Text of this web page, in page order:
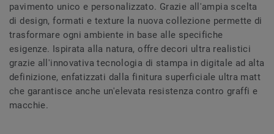
pavimento unico e personalizzato. Grazie all'ampia scelta
di design, formati e texture la nuova collezione permette di
trasformare ogni ambiente in base alle specifiche
esigenze. Ispirata alla natura, offre decori ultra realistici
grazie all'innovativa tecnologia di stampa in digitale ad alta
definizione, enfatizzati dalla finitura superficiale ultra matt
che garantisce anche un'elevata resistenza contro graffi e
macchie.